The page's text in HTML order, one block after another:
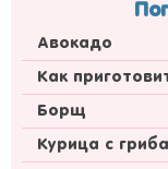
Авокадо
Как
Борщ
Курица с